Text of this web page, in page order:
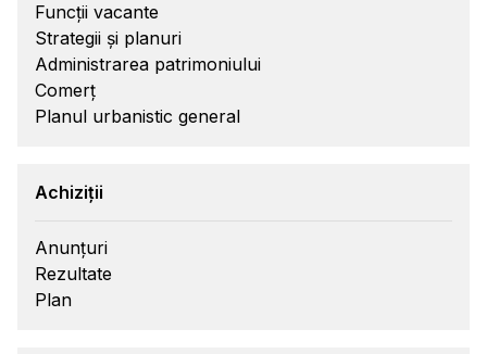
Funcții vacante
Strategii și planuri
Administrarea patrimoniului
Comerț
Planul urbanistic general
Achiziții
Anunțuri
Rezultate
Plan